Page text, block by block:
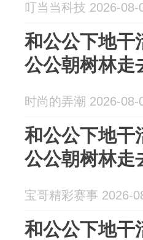
叮当当科技 2026-08-
和公公下地干
公公朝树林走
时尚的弄潮 2026-08-
和公公下地干
公公朝树林走
宝哥精彩赛事 2026-
和公公下地干